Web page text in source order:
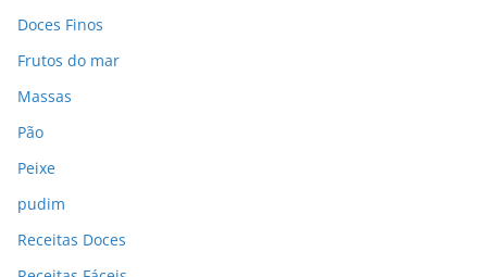
Doces Finos
Frutos do mar
Massas
Pão
Peixe
pudim
Receitas Doces